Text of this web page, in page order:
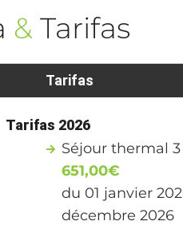
& Tarifas
Tarifas
Tarifas 2026
Séjour thermal
651,00€
du 01 janvier
décembre 2026